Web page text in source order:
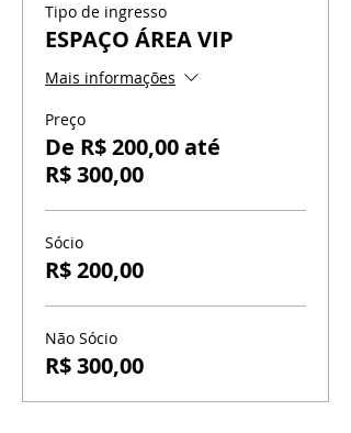
Tipo de ingresso
ESPAÇO ÁREA VIP
Mais informações
Preço
De R$ 200,00 até
R$ 300,00
Sócio
R$ 200,00
Não Sócio
R$ 300,00